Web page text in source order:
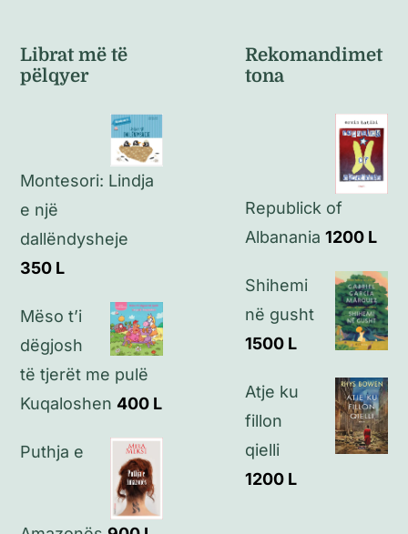
Politikat e kthimeve
Politikat e privatësisë
Kontakt
Librat më të
pëlqyer
Montesori: Lindja
e një
dallëndysheje
350 L
Mëso t’i
dëgjosh
të tjerët me pulë
Kuqaloshen 400 L
Puthja e
Rekomandimet
tona
Republick of
Albanania 1200 L
Shihemi
në gusht
1500 L
Atje ku
fillon
qielli
1200 L